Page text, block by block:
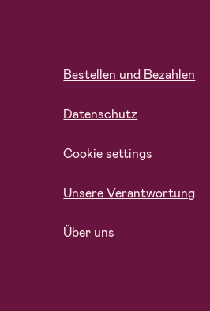
Bestellen und Bezahlen
Datenschutz
Cookie settings
Unsere Verantwortung
Über uns